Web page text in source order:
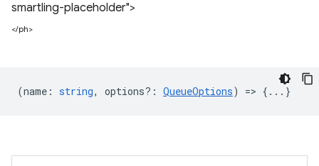
smartling-placeholder">
</ph>
(name : string, options? : QueueOptions) => {...}